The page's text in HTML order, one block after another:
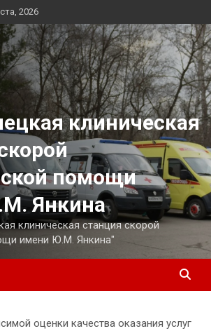
2026
клиническая
помощи
Янкина
клиническая станция скорой
имени Ю.М. Янкина"
оценки качества оказания услуг